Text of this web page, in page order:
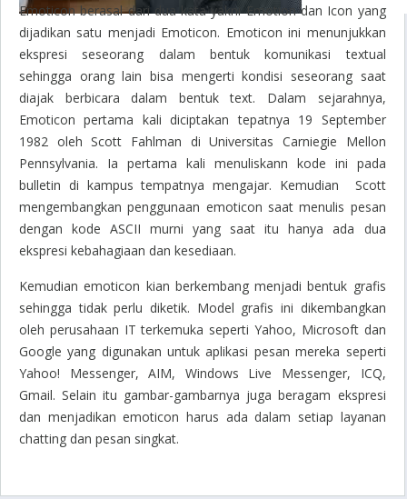
Emoticon berasal dari dua kata yakniEmotiondan Icon yang
dijadikan satu menjadi Emoticon. Emoticon ini menunjukkan
ekspresi seseorang dalam bentuk komunikasi textual
sehingga orang lain bisa mengerti kondisi seseorang saat
diajak berbicara dalam bentuk text. Dalam sejarahnya,
Emoticon pertama kali diciptakan tepatnya 19 September
1982 oleh Scott Fahlman di Universitas Carniegie Mellon
Pennsylvania. Ia pertama kali menuliskann kode ini pada
bulletin di kampus tempatnya mengajar. Kemudian Scott
mengembangkan penggunaan emoticon saat menulis pesan
dengan kode ASCII murni yang saat itu hanya ada dua
ekspresi kebahagiaan dan kesediaan.
Kemudian emoticon kian berkembang menjadi bentuk grafis
sehingga tidak perlu diketik. Model grafis ini dikembangkan
oleh perusahaan IT terkemuka seperti Yahoo, Microsoft dan
Google yang digunakan untuk aplikasi pesan mereka seperti
Yahoo! Messenger, AIM, Windows Live Messenger, ICQ,
Gmail. Selain itu gambar-gambarnya juga beragam ekspresi
dan menjadikan emoticon harus ada dalam setiap layanan
chatting dan pesan singkat.